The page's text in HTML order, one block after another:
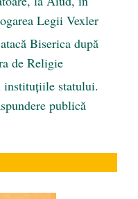
Legii Vexler
Biserica după
de Religie
instituțiile statului.
publică